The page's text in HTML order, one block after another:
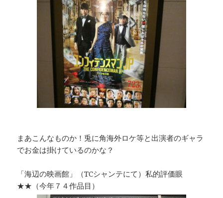
まあこんなものか！兎に角海外ロケ等と出演者のギャラ
でお金は掛けているのかな？
「海辺の映画館」（TCシャンテにて）私的評価眼
★★（今年７４作品目）